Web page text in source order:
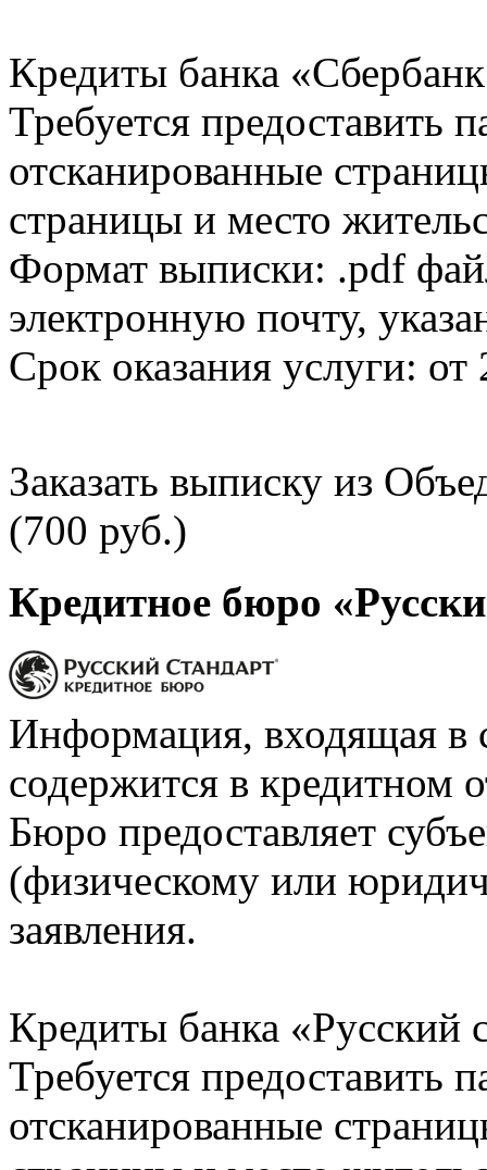
Кредиты банка
Требуется предоставить
отсканированные
страницы и место
Формат выписки: .pdf
электронную почту,
Срок оказания услуги: от
Заказать выписку из
(700 руб.)
Кредитное бюро
Информация, входящая в
содержится в кредитном
Бюро предоставляет
(физическому или
заявления.
Кредиты банка «Русский
Требуется предоставить
отсканированные